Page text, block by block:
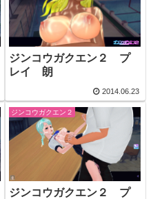
ジンコウガクエン２ プ
レイ 朗
2014.06.23
ジンコウガクエン２
ジンコウガクエン２ プ